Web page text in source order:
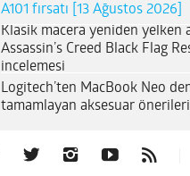
A101 fırsatı [13 Ağustos 2026]
Klasik macera yeniden yelken
Assassin’s Creed Black Flag
incelemesi
Logitech’ten MacBook Neo
tamamlayan aksesuar önerileri